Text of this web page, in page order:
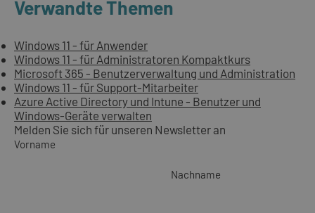
Verwandte Themen
Windows 11 - für Anwender
Windows 11 - für Administratoren Kompaktkurs
Microsoft 365 - Benutzerverwaltung und Administration
Windows 11 - für Support-Mitarbeiter
Azure Active Directory und Intune - Benutzer und
Windows-Geräte verwalten
Melden Sie sich für unseren Newsletter an
Vorname
Nachname